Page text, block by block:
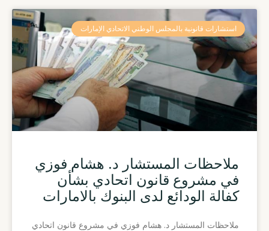
استشارات قانونية بالمجلس الوطني الاتحادي الإمارات
ملاحظات المستشار د. هشام فوزي
في مشروع قانون اتحادي بشأن
كفالة الودائع لدى البنوك بالامارات
ملاحظات المستشار د. هشام فوزي في مشروع قانون اتحادي